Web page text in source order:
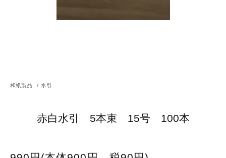
和紙製品 / 水引
赤白水引 5本束 15号 100本